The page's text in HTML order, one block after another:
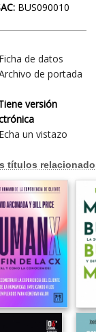
BUS090010
Ficha de datos
de portada
versión
Echa un vistazo
títulos